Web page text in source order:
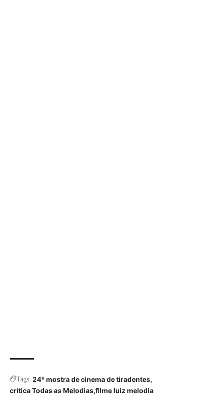
Tags: 24ª mostra de cinema de tiradentes
crítica Todas as Melodias filme luiz melodia